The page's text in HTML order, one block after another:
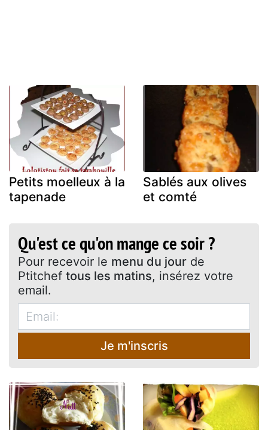
Petits moelleux à la
tapenade
Sablés aux olives
et comté
Qu'est ce qu'on mange ce soir ?
Pour recevoir le menu du jour de
Ptitchef tous les matins, insérez votre
email.
Je m'inscris